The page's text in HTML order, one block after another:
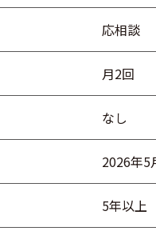
応相談
月2回
なし
2026年5
5年以上